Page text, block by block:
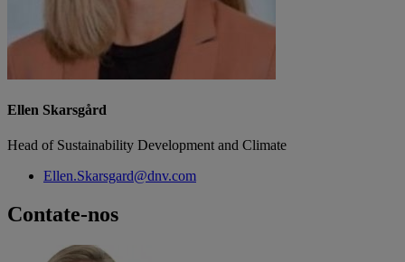
Ellen Skarsgård
Head of Sustainability Development and Climate
Ellen.Skarsgard@dnv.com
Contate-nos